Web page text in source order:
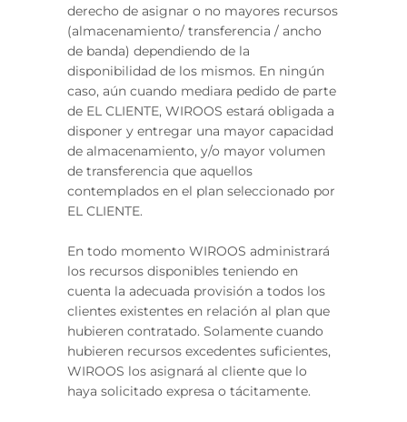
derecho de asignar o no mayores recursos
(almacenamiento/ transferencia / ancho
de banda) dependiendo de la
disponibilidad de los mismos. En ningún
caso, aún cuando mediara pedido de parte
de EL CLIENTE, WIROOS estará obligada a
disponer y entregar una mayor capacidad
de almacenamiento, y/o mayor volumen
de transferencia que aquellos
contemplados en el plan seleccionado por
EL CLIENTE.
En todo momento WIROOS administrará
los recursos disponibles teniendo en
cuenta la adecuada provisión a todos los
clientes existentes en relación al plan que
hubieren contratado. Solamente cuando
hubieren recursos excedentes suficientes,
WIROOS los asignará al cliente que lo
haya solicitado expresa o tácitamente.